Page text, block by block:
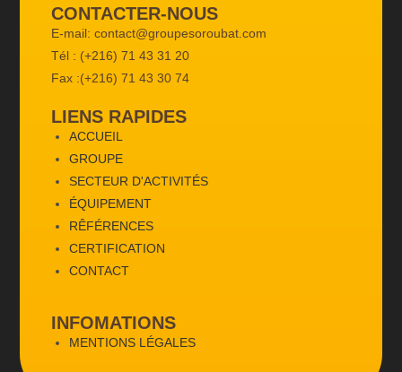
CONTACTER-NOUS
E-mail: contact@groupesoroubat.com
Tél : (+216) 71 43 31 20
Fax :(+216) 71 43 30 74
LIENS RAPIDES
ACCUEIL
GROUPE
SECTEUR D'ACTIVITÉS
ÉQUIPEMENT
RÊFÉRENCES
CERTIFICATION
CONTACT
INFOMATIONS
MENTIONS LÉGALES